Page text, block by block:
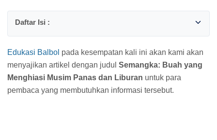
Edukasi Balbol pada kesempatan kali ini akan kami akan
menyajikan artikel dengan judul Semangka: Buah yang
Menghiasi Musim Panas dan Liburan untuk para
pembaca yang membutuhkan informasi tersebut.